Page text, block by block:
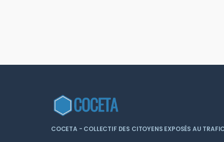
COCETA - COLLECTIF DES CITOYENS EXPOSÉS AU